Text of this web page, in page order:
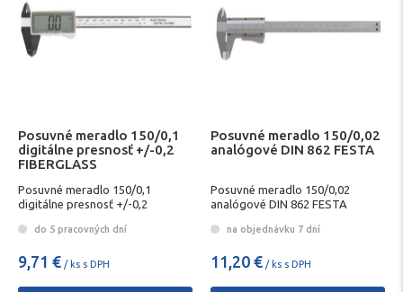
Posuvné meradlo 150/0,1
digitálne presnosť +/-0,2
FIBERGLASS
Posuvné meradlo 150/0,1
digitálne presnosť +/-0,2
do 5 pracovných dní
9,71 € / ks s DPH
Posuvné meradlo 150/0,02
analógové DIN 862 FESTA
Posuvné meradlo 150/0,02
analógové DIN 862 FESTA
na objednávku 7 dní
11,20 € / ks s DPH